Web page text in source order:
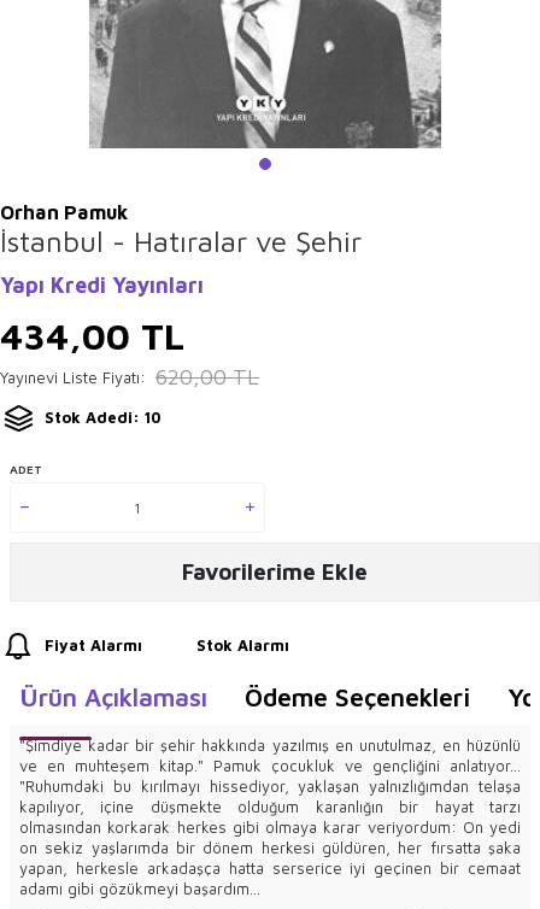
Orhan Pamuk
İstanbul - Hatıralar ve Şehir
Yapı Kredi Yayınları
434,00 TL
Yayınevi Liste Fiyatı: 620,00TL
Stok Adedi: 10
ADET
Favorilerime Ekle
Fiyat Alarmı Stok Alarmı
Ürün Açıklaması Ödeme Seçenekleri
"Şimdiye kadar bir şehir hakkında yazılmış en unutulmaz, en hüzünlü
ve en muhteşem kitap." Pamuk çocukluk ve gençliğini anlatıyor...
"Ruhumdaki bu kırılmayı hissediyor, yaklaşan yalnızlığımdan telaşa
kapılıyor, içine düşmekte olduğum karanlığın bir hayat tarzı
olmasından korkarak herkes gibi olmaya karar veriyordum: On yedi
on sekiz yaşlarımda bir dönem herkesi güldüren, her fırsatta şaka
yapan, herkesle arkadaşça hatta serserice iyi geçinen bir cemaat
adamı gibi gözükmeyi başardım...